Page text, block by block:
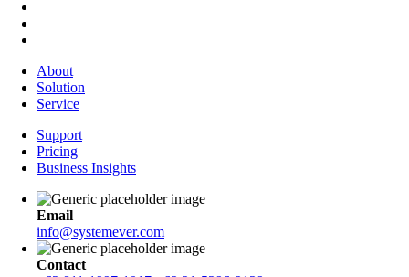
About
Solution
Service
Support
Pricing
Business Insights
Email
info@systemever.com
Contact